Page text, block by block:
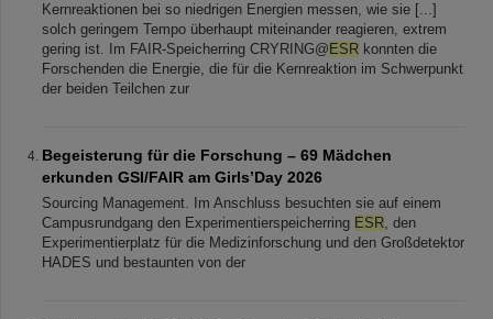
Kernreaktionen bei so niedrigen Energien messen, wie sie [...]
solch geringem Tempo überhaupt miteinander reagieren, extrem
gering ist. Im FAIR-Speicherring CRYRING@ ESR konnten die
Forschenden die Energie, die für die Kernreaktion im Schwerpunkt
der beiden Teilchen zur
Begeisterung für die Forschung – 69 Mädchen
erkunden GSI/FAIR am Girls’Day 2026
Sourcing Management. Im Anschluss besuchten sie auf einem
Campusrundgang den Experimentierspeicherring ESR, den
Experimentierplatz für die Medizinforschung und den Großdetektor
HADES und bestaunten von der